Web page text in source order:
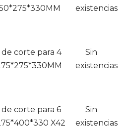
existencias
corte para 4
Sin
existencias
corte para 6
X42
Sin
existencias